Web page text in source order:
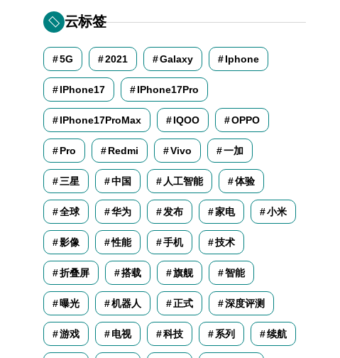
云标签
5G 2021 Galaxy Iphone
IPhone17 IPhone17Pro
IPhone17ProMax IQOO OPPO
Pro Redmi Vivo 一加
三星 中国 人工智能 体验
全球 华为 发布 家电 小米
影像 性能 手机 技术
折叠屏 搭载 旗舰 智能
曝光 机器人 正式 深度评测
游戏 电视 科技 系列 续航